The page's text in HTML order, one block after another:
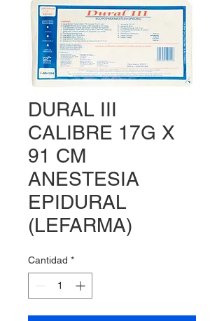
DURAL III
CALIBRE 17G X
91 CM
ANESTESIA
EPIDURAL
(LEFARMA)
Cantidad *